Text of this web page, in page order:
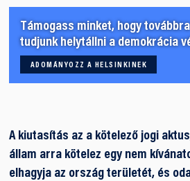
Támogass minket, hogy
tudjunk helytállni a demokrácia
ADOMÁNYOZZ A HELSINKINEK
A kiutasítás az a kötelező jogi
állam arra kötelez egy nem
elhagyja az ország területét, és